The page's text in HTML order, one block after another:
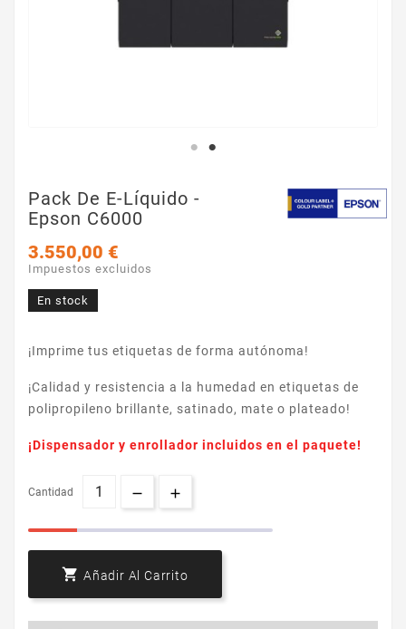
Pack De E-Líquido -
Epson C6000
3.550,00 €
Impuestos excluidos
En stock
¡Imprime tus etiquetas de forma autónoma!
¡Calidad y resistencia a la humedad en etiquetas de
polipropileno brillante, satinado, mate o plateado!
¡Dispensador y enrollador incluidos en el paquete!
Cantidad
 Añadir Al Carrito